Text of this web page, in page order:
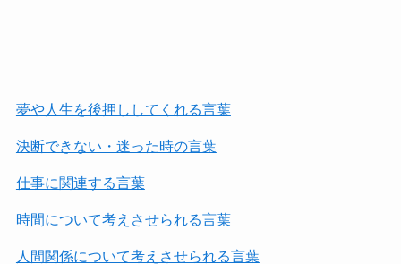
夢や人生を後押ししてくれる言葉
決断できない・迷った時の言葉
仕事に関連する言葉
時間について考えさせられる言葉
人間関係について考えさせられる言葉